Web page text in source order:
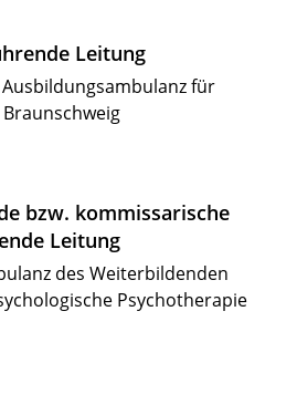
Leitung
für
bzw. kommissarische
Leitung
des Weiterbildenden
Psychotherapie